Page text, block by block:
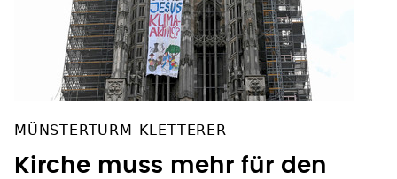
MÜNSTERTURM-KLETTERER
Kirche muss mehr für den